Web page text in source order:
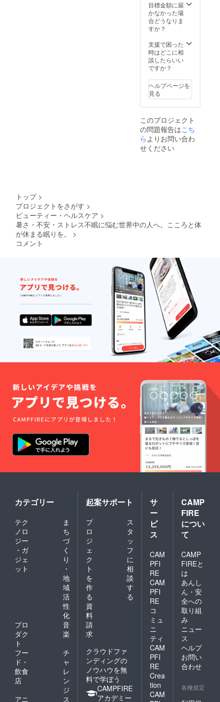
目標金額に届
かなかった場
合どうなりま
すか？
支援で困った
時はどこに相
談したらいい
ですか？
ヘルプページを
見る
このプロジェクト
の問題報告はこち
らよりお問い合わ
せください
トップ >
プロジェクトをさがす >
ビューティー・ヘルスケア >
暑さ・不安・ストレス不眠に悩む世界中の人へ。こころと体
が休まる眠りを。
>
コメント
カテゴリー
テク
ノロ
ジー
・ガ
ジェ
ット
ま
ち
づ
く
り
・
地
域
活
性
化
プロ
ダク
ト
音
楽
フー
ド・
飲食
店
チ
ャ
レ
ン
ジ
アニ
ス
起案サポート
プ
ロ
ジ
ェ
ク
ト
を
作
る
ス
タ
ッ
フ
に
相
談
す
る
資
料
請
求
クラウドファ
ンディングの
ノウハウを無
料で学ぼう
CAMPFIRE
アカデミー
サ
ー
ビ
ス
CAM
PFI
RE
CAM
PFI
RE
コ
ミュ
ニ
ティ
CAM
PFI
RE
Crea
tion
CAM
CAMP
FIRE
につい
て
CAMP
FIREと
は
あんし
ん・安
全への
取り組
み
ニュー
ス
ヘルプ
お問い
合わせ
各種規定